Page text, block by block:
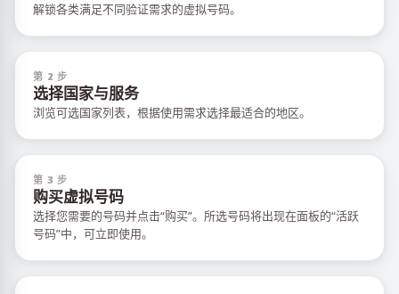
解锁各类满足不同验证需求的虚拟号码。
第 2 步
选择国家与服务
浏览可选国家列表，根据使用需求选择最适合的地区。
第 3 步
购买虚拟号码
选择您需要的号码并点击“购买”。所选号码将出现在面板的“活跃
号码”中，可立即使用。